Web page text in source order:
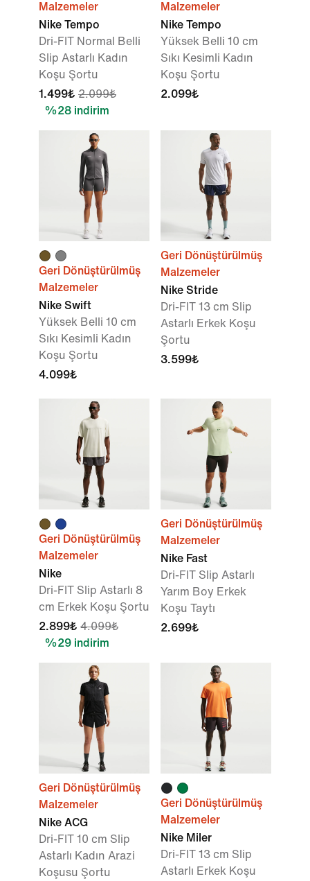
Malzemeler
Nike Tempo
Dri-FIT Normal Belli
Slip Astarlı Kadın
Koşu Şortu
1.499₺ 2.099₺
%28 indirim
Malzemeler
Nike Tempo
Yüksek Belli 10 cm
Sıkı Kesimli Kadın
Koşu Şortu
2.099₺
Geri Dönüştürülmüş
Malzemeler
Nike Swift
Yüksek Belli 10 cm
Sıkı Kesimli Kadın
Koşu Şortu
4.099₺
Geri Dönüştürülmüş
Malzemeler
Nike Stride
Dri-FIT 13 cm Slip
Astarlı Erkek Koşu
Şortu
3.599₺
Geri Dönüştürülmüş
Malzemeler
Nike
Dri-FIT Slip Astarlı 8
cm Erkek Koşu Şortu
2.899₺ 4.099₺
%29 indirim
Geri Dönüştürülmüş
Malzemeler
Nike Fast
Dri-FIT Slip Astarlı
Yarım Boy Erkek
Koşu Taytı
2.699₺
Geri Dönüştürülmüş
Malzemeler
Nike ACG
Dri-FIT 10 cm Slip
Astarlı Kadın Arazi
Koşusu Şortu
Geri Dönüştürülmüş
Malzemeler
Nike Miler
Dri-FIT 13 cm Slip
Astarlı Erkek Koşu